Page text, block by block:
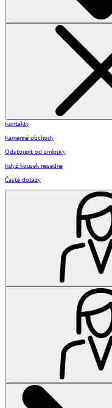
Kontakty
Kamenné obchody
Odstoupit od smlouvy
Když kousek nesedne
Časté dotazy